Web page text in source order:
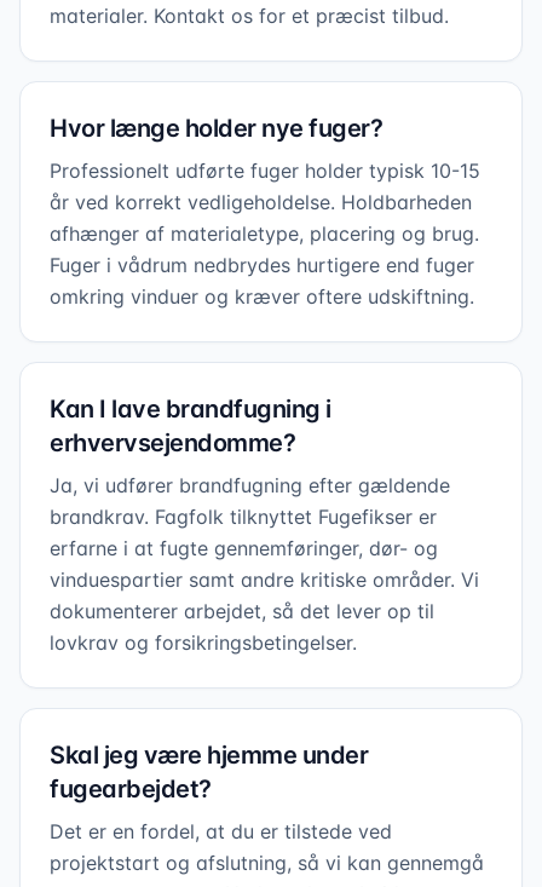
materialer. Kontakt os for et præcist tilbud.
Hvor længe holder nye fuger?
Professionelt udførte fuger holder typisk 10-15
år ved korrekt vedligeholdelse. Holdbarheden
afhænger af materialetype, placering og brug.
Fuger i vådrum nedbrydes hurtigere end fuger
omkring vinduer og kræver oftere udskiftning.
Kan I lave brandfugning i
erhvervsejendomme?
Ja, vi udfører brandfugning efter gældende
brandkrav. Fagfolk tilknyttet Fugefikser er
erfarne i at fugte gennemføringer, dør- og
vinduespartier samt andre kritiske områder. Vi
dokumenterer arbejdet, så det lever op til
lovkrav og forsikringsbetingelser.
Skal jeg være hjemme under
fugearbejdet?
Det er en fordel, at du er tilstede ved
projektstart og afslutning, så vi kan gennemgå